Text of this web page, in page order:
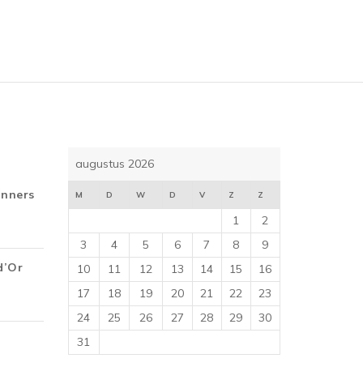
augustus 2026
M D W D V Z Z
1
2
3
4 5 6 7 8
9
10
11 12 13 14 15
16
17
18 19 20 21 22
23
24
25 26 27 28 29
30
31